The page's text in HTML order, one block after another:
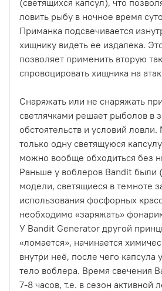
ловить рыбу в ночное время
Приманка подсвечивается
хищнику видеть ее издалека.
позволяет применить вторую
спровоцировать хищника на
Снаряжать или не снаряжать
светлячками решает рыболов в
обстоятельств и условий
только одну светящуюся
можно вообще обходиться без
Раньше у воблеров Bandit были
модели, светящиеся в темноте
использования фосфорных
необходимо «заряжать»
У Bandit Generator другой
«ломается», начинается
внутри неё, после чего капсула
тело воблера. Время свечения
7-8 часов, т.е. в сезон активной